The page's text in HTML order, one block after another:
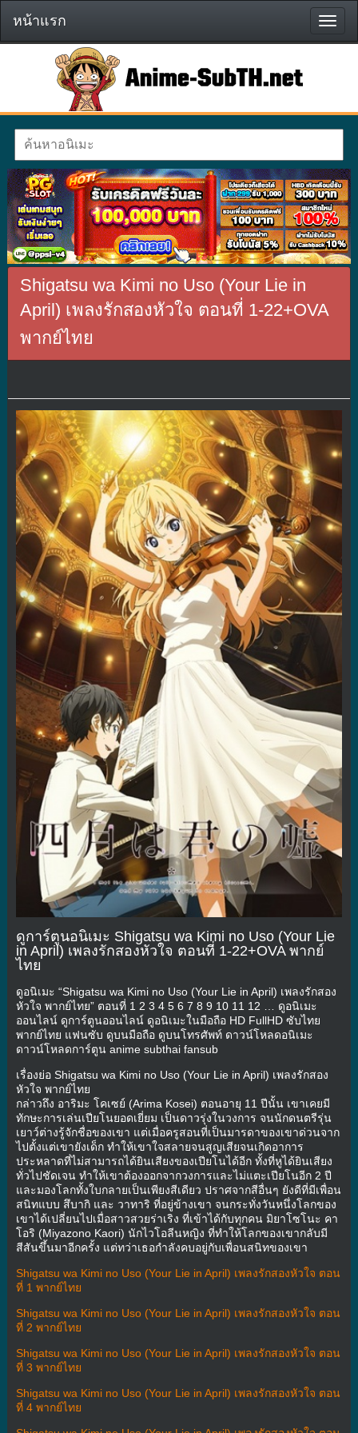
หน้า
แรก
หน้าแรก
Shigatsu wa Kimi no Uso (Your Lie in
April) เพลงรักสองหัวใจ ตอนที่ 1-22+OVA
พากย์ไทย
ดูการ์ตูนอนิเมะ Shigatsu wa Kimi no Uso (Your Lie
in April) เพลงรักสองหัวใจ ตอนที่ 1-22+OVA พากย์
ไทย
ดูอนิเมะ “Shigatsu wa Kimi no Uso (Your Lie in April) เพลงรักสอง
หัวใจ พากย์ไทย” ตอนที่ 1 2 3 4 5 6 7 8 9 10 11 12 … ดูอนิเมะ
ออนไลน์ ดูการ์ตูนออนไลน์ ดูอนิเมะในมือถือ HD FullHD ซับไทย
พากย์ไทย แฟนซับ ดูบนมือถือ ดูบนโทรศัพท์ ดาวน์โหลดอนิเมะ
ดาวน์โหลดการ์ตูน anime subthai fansub
เรื่องย่อ Shigatsu wa Kimi no Uso (Your Lie in April) เพลงรักสอง
หัวใจ พากย์ไทย
กล่าวถึง อาริมะ โคเซย์ (Arima Kosei) ตอนอายุ 11 ปีนั้น เขาเคยมี
ทักษะการเล่นเปียโนยอดเยี่ยม เป็นดาวรุ่งในวงการ จนนักดนตรีรุ่น
เยาว์ต่างรู้จักชื่อของเขา แต่เมื่อครูสอนที่เป็นมารดาของเขาด่วนจาก
ไปตั้งแต่เขายังเด็ก ทำให้เขาใจสลายจนสูญเสียจนเกิดอาการ
ประหลาดที่ไม่สามารถได้ยินเสียงของเปียโนได้อีก ทั้งที่หูได้ยินเสียง
ทั่วไปชัดเจน ทำให้เขาต้องออกจากวงการและไม่แตะเปียโนอีก 2 ปี
และมองโลกทั้งใบกลายเป็นเพียงสีเดียว ปราศจากสีอื่นๆ ยังดีที่มีเพื่อน
สนิทแบบ สึบากิ และ วาทาริ ที่อยู่ข้างเขา จนกระทั่งวันหนึ่งโลกของ
เขาได้เปลี่ยนไปเมื่อสาวสวยร่าเริง ที่เข้าได้กับทุกคน มิยาโซโนะ คา
โอริ (Miyazono Kaori) นักไวโอลีนหญิง ที่ทำให้โลกของเขากลับมี
สีสันขึ้นมาอีกครั้ง แต่ทว่าเธอกำลังคบอยู่กับเพื่อนสนิทของเขา
Shigatsu wa Kimi no Uso (Your Lie in April) เพลงรักสองหัวใจ ตอน
ที่ 1 พากย์ไทย
Shigatsu wa Kimi no Uso (Your Lie in April) เพลงรักสองหัวใจ ตอน
ที่ 2 พากย์ไทย
Shigatsu wa Kimi no Uso (Your Lie in April) เพลงรักสองหัวใจ ตอน
ที่ 3 พากย์ไทย
Shigatsu wa Kimi no Uso (Your Lie in April) เพลงรักสองหัวใจ ตอน
ที่ 4 พากย์ไทย